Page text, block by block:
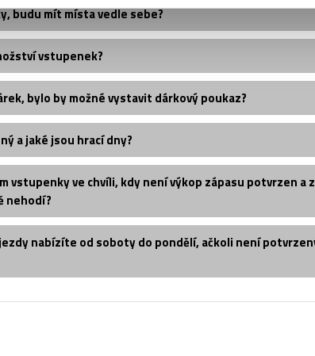
budu mít místa vedle sebe?
vstupenek?
bylo by možné vystavit dárkový poukaz?
a jaké jsou hrací dny?
vstupenky ve chvíli, kdy není výkop zápasu potvrzen a
nehodí?
nabízíte od soboty do pondělí, ačkoli není